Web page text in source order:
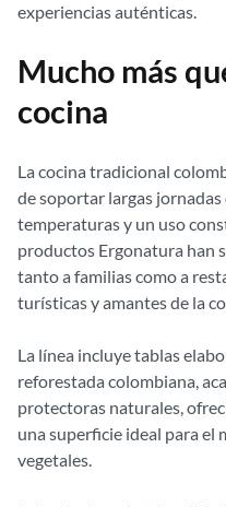
experiencias auténticas.
Mucho más
cocina
La cocina tradicional
de soportar largas
temperaturas y un uso
productos Ergonatura han
tanto a familias como a
turísticas y amantes de la
La línea incluye tablas
reforestada colombiana,
protectoras naturales,
una superficie ideal para el
vegetales.